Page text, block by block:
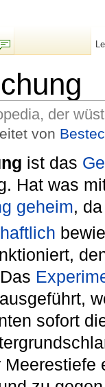
der
von
ist das
Hat was
geheim,
ausgeführt,
sofort
Meerestiefe